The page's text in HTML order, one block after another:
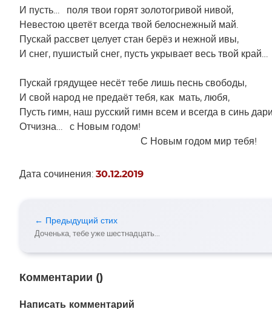
И пусть… поля твои горят золотогривой нивой,
Невестою цветёт всегда твой белоснежный май.
Пускай рассвет целует стан берёз и нежной ивы,
И снег, пушистый снег, пусть укрывает весь твой край…
Пускай грядущее несёт тебе лишь песнь свободы,
И свой народ не предаёт тебя, как мать, любя,
Пусть гимн, наш русский гимн всем и всегда в синь
Отчизна… с Новым годом!
С Новым годом мир тебя!
Дата сочинения: 30.12.2019
← Предыдущий стих
Доченька, тебе уже шестнадцать...
Комментарии ()
Написать комментарий